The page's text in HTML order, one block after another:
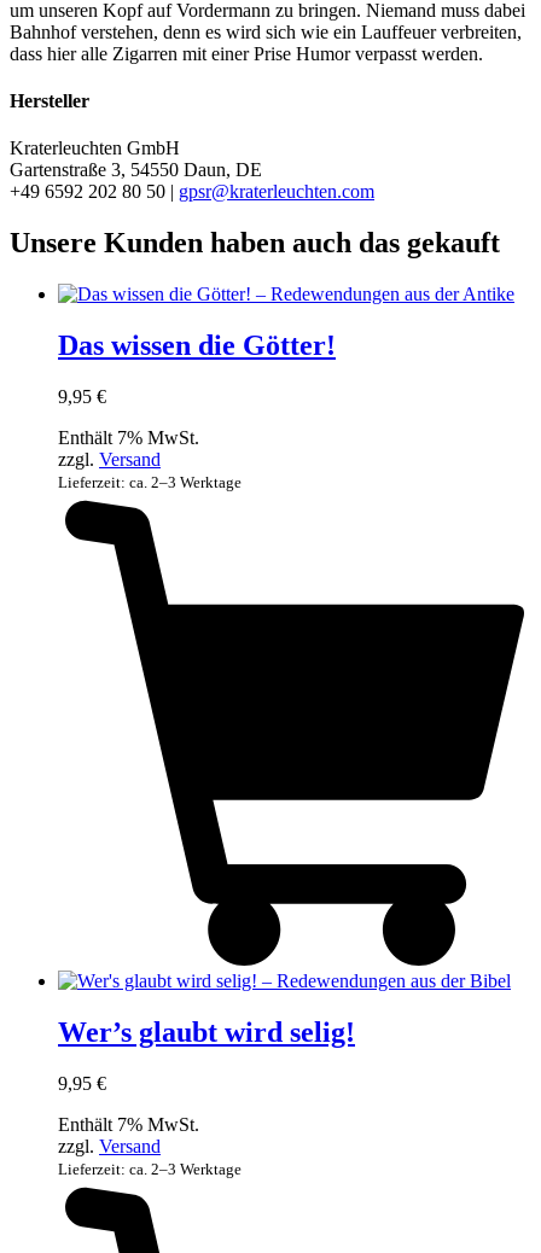
um unseren Kopf auf Vordermann zu bringen. Niemand muss dabei
Bahnhof verstehen, denn es wird sich wie ein Lauffeuer verbreiten,
dass hier alle Zigarren mit einer Prise Humor verpasst werden.
Hersteller
Kraterleuchten GmbH
Gartenstraße 3, 54550 Daun, DE
+49 6592 202 80 50 | gpsr@kraterleuchten.com
Unsere Kunden haben auch das gekauft
Das wissen die Götter!
9,95 €
Enthält 7% MwSt.
zzgl. Versand
Lieferzeit: ca. 2–3 Werktage
Wer’s glaubt wird selig!
9,95 €
Enthält 7% MwSt.
zzgl. Versand
Lieferzeit: ca. 2–3 Werktage